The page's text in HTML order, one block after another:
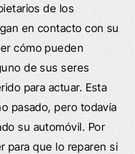
de los
en contacto con su
cómo pueden
de sus seres
para actuar. Esta
pasado, pero todavía
su automóvil. Por
para que lo reparen si